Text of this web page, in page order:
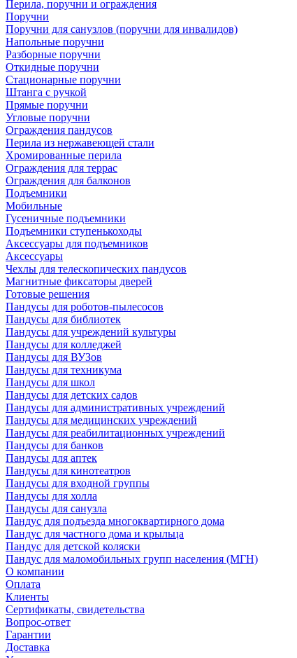
Перила, поручни и ограждения
Поручни
Поручни для санузлов (поручни для инвалидов)
Напольные поручни
Разборные поручни
Откидные поручни
Стационарные поручни
Штанга с ручкой
Прямые поручни
Угловые поручни
Ограждения пандусов
Перила из нержавеющей стали
Хромированные перила
Ограждения для террас
Ограждения для балконов
Подъемники
Мобильные
Гусеничные подъемники
Подъемники ступенькоходы
Аксессуары для подъемников
Аксессуары
Чехлы для телескопических пандусов
Магнитные фиксаторы дверей
Готовые решения
Пандусы для роботов-пылесосов
Пандусы для библиотек
Пандусы для учреждений культуры
Пандусы для колледжей
Пандусы для ВУЗов
Пандусы для техникума
Пандусы для школ
Пандусы для детских садов
Пандусы для административных учреждений
Пандусы для медицинских учреждений
Пандусы для реабилитационных учреждений
Пандусы для банков
Пандусы для аптек
Пандусы для кинотеатров
Пандусы для входной группы
Пандусы для холла
Пандусы для санузла
Пандус для подъезда многоквартирного дома
Пандус для частного дома и крыльца
Пандус для детской коляски
Пандус для маломобильных групп населения (МГН)
О компании
Оплата
Клиенты
Сертификаты, свидетельства
Вопрос-ответ
Гарантии
Доставка